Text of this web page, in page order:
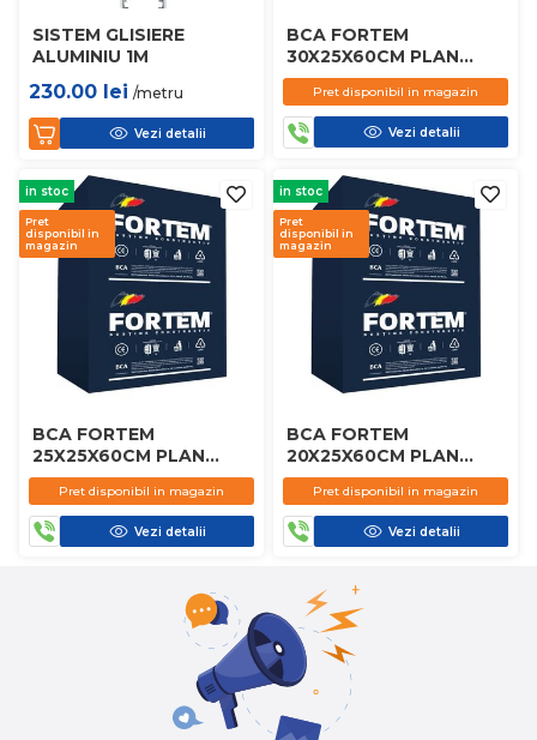
SISTEM GLISIERE
ALUMINIU 1M
230.00 lei /metru
Vezi detalii
BCA FORTEM
30X25X60CM PLAN
D450
Pret disponibil in magazin
Vezi detalii
in stoc
Pret
disponibil in
magazin
BCA FORTEM
25X25X60CM PLAN
D450
Pret disponibil in magazin
Vezi detalii
in stoc
Pret
disponibil in
magazin
BCA FORTEM
20X25X60CM PLAN
D450
Pret disponibil in magazin
Vezi detalii